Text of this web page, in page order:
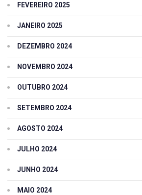
FEVEREIRO 2025
JANEIRO 2025
DEZEMBRO 2024
NOVEMBRO 2024
OUTUBRO 2024
SETEMBRO 2024
AGOSTO 2024
JULHO 2024
JUNHO 2024
MAIO 2024